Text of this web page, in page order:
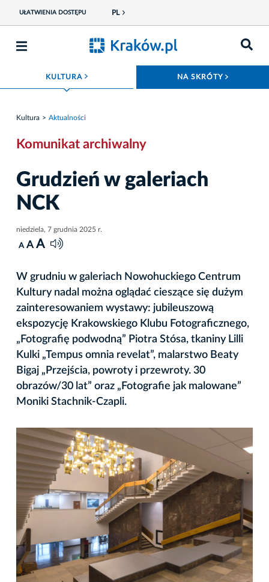
UŁATWIENIA DOSTĘPU PL
KULTURA ROZWIŃ MENU NA SKRÓTY
Kultura Aktualności
Komunikat archiwalny
Grudzień w galeriach
NCK
niedziela, 7 grudnia 2025 r.
A A A
W grudniu w galeriach Nowohuckiego Centrum
Kultury nadal można oglądać cieszące się dużym
zainteresowaniem wystawy: jubileuszową
ekspozycję Krakowskiego Klubu Fotograficznego,
„Fotografię podwodną” Piotra Stósa, tkaniny Lilli
Kulki „Tempus omnia revelat”, malarstwo Beaty
Bigaj „Przejścia, powroty i przewroty. 30
obrazów/30 lat” oraz „Fotografie jak malowane”
Moniki Stachnik-Czapli.